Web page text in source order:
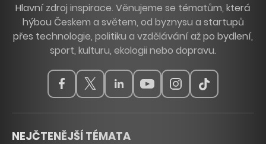
Hlavní zdroj inspirace. Věnujeme se tématům, která
hýbou Českem a světem, od byznysu a startupů
přes technologie, politiku a vzdělávání až po bydlení,
sport, kulturu, ekologii nebo dopravu.
NEJČTENĚJŠÍ TÉMATA